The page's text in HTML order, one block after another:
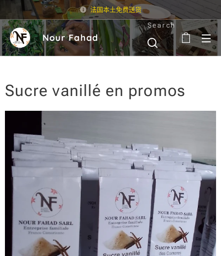
法国本土免费送货
Nour Fahad
Search
Sucre vanillé en promos